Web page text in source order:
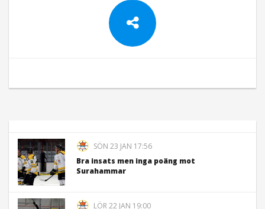
SÖN 23 JAN 17:56
Bra insats men inga poäng mot
Surahammar
LÖR 22 JAN 19:00